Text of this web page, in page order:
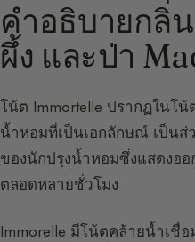
คำอธิบายกลิ่
ผึ้ง และป่า
โน้ต Immortelle ปรากฏในโน้
น้ำหอมที่เป็นเอกลักษณ์ เป็นส่
ของนักปรุงน้ำหอมซึ่งแสดงอ
ตลอดหลายชั่วโมง
Immorelle มีโน้ตคล้ายน้ำเชื่